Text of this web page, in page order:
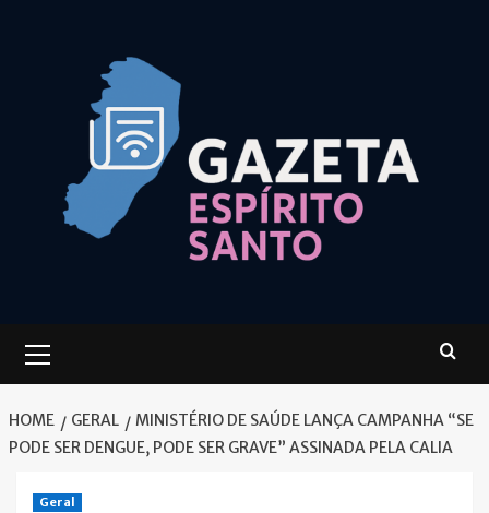
Menu
HOME GERAL
MINISTÉRIO DE SAÚDE LANÇA CAMPANHA “SE
PODE SER DENGUE, PODE SER GRAVE” ASSINADA PELA CALIA
Geral